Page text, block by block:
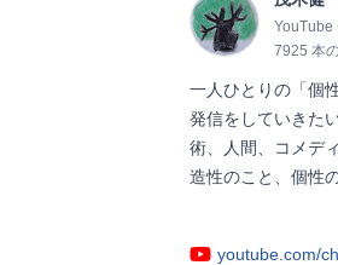
YouTube
7925 本
一人ひとりの「個
発信をしていきた
術、人間、コメデ
造性のこと、個性
youtube.com/